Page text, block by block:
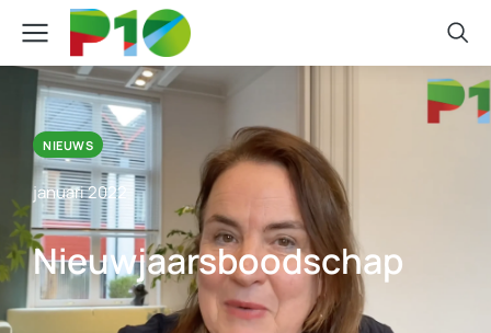
NIEUWS
januari 2022
Nieuwjaarsboodschap